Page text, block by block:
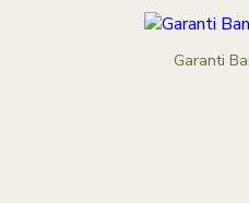
Garanti